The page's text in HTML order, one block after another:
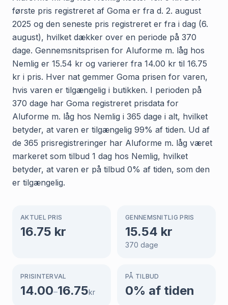
første pris registreret af Goma er fra d. 2. august
2025 og den seneste pris registreret er fra i dag (6.
august), hvilket dækker over en periode på 370
dage. Gennemsnitsprisen for Aluforme m. låg hos
Nemlig er 15.54 kr og varierer fra 14.00 kr til 16.75
kr i pris. Hver nat gemmer Goma prisen for varen,
hvis varen er tilgængelig i butikken. I perioden på
370 dage har Goma registreret prisdata for
Aluforme m. låg hos Nemlig i 365 dage i alt, hvilket
betyder, at varen er tilgængelig 99% af tiden. Ud af
de 365 prisregistreringer har Aluforme m. låg været
markeret som tilbud 1 dag hos Nemlig, hvilket
betyder, at varen er på tilbud 0% af tiden, som den
er tilgængelig.
AKTUEL PRIS
16.75 kr
GENNEMSNITLIG PRIS
15.54 kr
370 dage
PRISINTERVAL
14.00–16.75kr
PÅ TILBUD
0% af tiden